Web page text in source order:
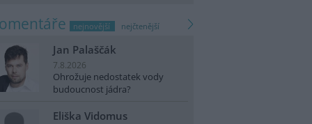
nejnovější nejčtenější
Jan Palaščák
7.8.2026
Ohrožuje nedostatek vody
budoucnost jádra?
Eliška Vidomus